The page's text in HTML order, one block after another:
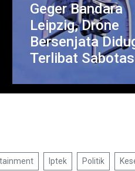
Hukum Percaya
Mitos dan
Ramalan dalam
Islam, Ini
Iptek Politik